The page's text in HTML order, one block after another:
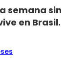
semana sin
en Brasil.